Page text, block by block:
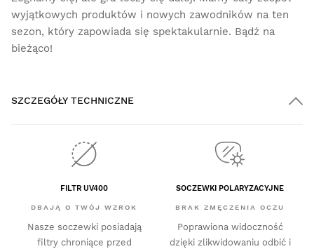
wyjątkowych produktów i nowych zawodników na ten
sezon, który zapowiada się spektakularnie. Bądź na
bieżąco!
SZCZEGÓŁY TECHNICZNE
FILTR UV400
DBAJĄ O TWÓJ WZROK
Nasze soczewki posiadają
filtry chroniące przed
SOCZEWKI POLARYZACYJNE
BRAK ZMĘCZENIA OCZU
Poprawiona widoczność
dzięki zlikwidowaniu odbić i